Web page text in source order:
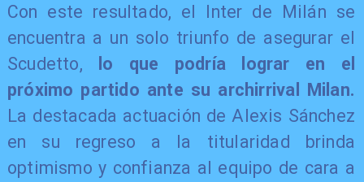
Con este resultado, el Inter de Milán se
encuentra a un solo triunfo de asegurar el
Scudetto,
lo que podría lograr en el
próximo partido ante su archirrival Milan.
La destacada actuación de Alexis Sánchez
en su regreso a la titularidad brinda
optimismo y confianza al equipo de cara a